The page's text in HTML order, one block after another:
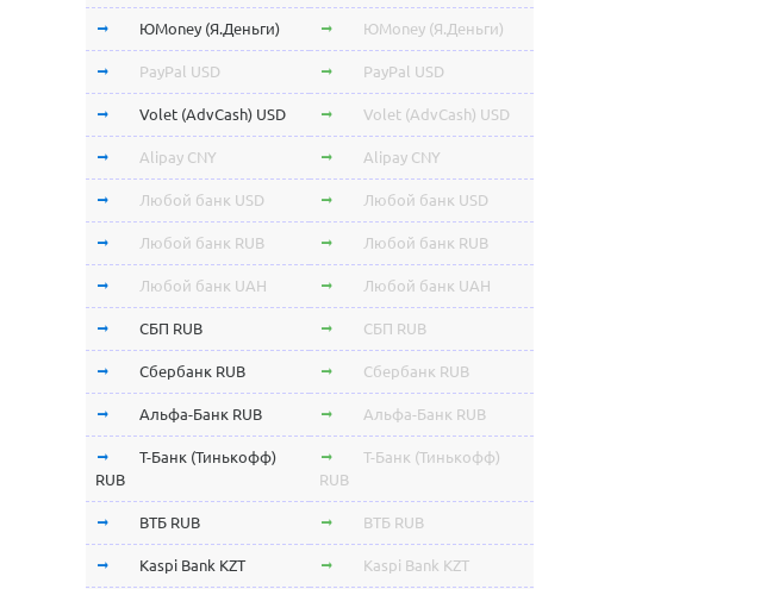
ЮMoney (Я.Деньги) ЮMoney (Я.Деньги)
PayPal USD PayPal USD
Volet (AdvCash) USD Volet (AdvCash) USD
Alipay CNY Alipay CNY
Любой банк USD Любой банк USD
Любой банк RUB Любой банк RUB
Любой банк UAH Любой банк UAH
СБП RUB СБП RUB
Сбербанк RUB Сбербанк RUB
Альфа-Банк RUB Альфа-Банк RUB
Т-Банк (Тинькофф)
RUB
Т-Банк (Тинькофф)
RUB
ВТБ RUB ВТБ RUB
Kaspi Bank KZT Kaspi Bank KZT